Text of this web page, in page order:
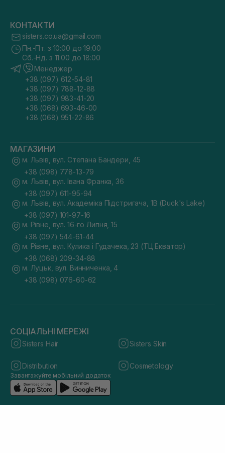
КОНТАКТИ
sisters.co.ua@gmail.com
Пн.-Пт. з 10:00 до 19:00
Сб.-Нд. з 11:00 до 18:00
Менеджер
+38 (097) 612-54-81
+38 (097) 788-12-88
+38 (097) 983-41-20
+38 (068) 693-46-00
+38 (068) 951-22-86
МАГАЗИНИ
м. Львів, вул. Степана Бандери, 45
+38 (098) 778-13-79
м. Львів, вул. Івана Франка, 36
+38 (097) 611-95-94
м. Львів, вул. Академіка Підстригача, 1В (Duck's Lake)
+38 (097) 101-97-16
м. Рівне, вул. 16-го Липня, 15
+38 (097) 544-61-44
м. Рівне, вул. Кулика і Гудачека, 23 (ТЦ Екватор)
+38 (068) 209-34-88
м. Луцьк, вул. Винниченка, 4
+38 (098) 076-60-62
СОЦІАЛЬНІ МЕРЕЖІ
Sisters Hair Sisters Skin
Distribution Cosmetology
Завантажуйте мобільний додаток